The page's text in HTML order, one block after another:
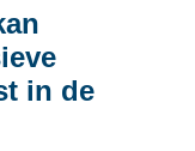
in de